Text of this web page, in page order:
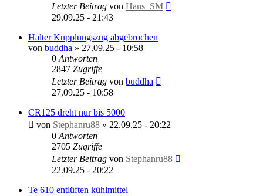
Letzter Beitrag von Hans_SM
29.09.25 - 21:43
Halter Kupplungszug abgebrochen
von buddha » 27.09.25 - 10:58
0 Antworten
2847 Zugriffe
Letzter Beitrag von buddha
27.09.25 - 10:58
CR125 dreht nur bis 5000
von Stephanru88 » 22.09.25 - 20:22
0 Antworten
2705 Zugriffe
Letzter Beitrag von Stephanru88
22.09.25 - 20:22
Te 610 entlüften kühlmittel